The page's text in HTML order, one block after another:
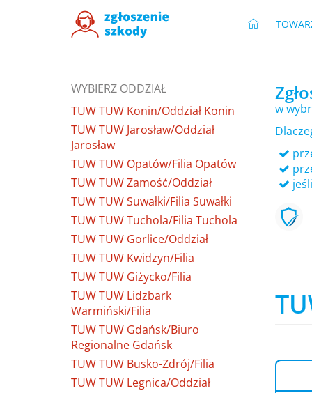
WYBIERZ ODDZIAŁ
TUW TUW Konin/Oddział Konin
TUW TUW Jarosław/Oddział
Jarosław
TUW TUW Opatów/Filia Opatów
TUW TUW Zamość/Oddział
TUW TUW Suwałki/Filia Suwałki
TUW TUW Tuchola/Filia Tuchola
TUW TUW Gorlice/Oddział
TUW TUW Kwidzyn/Filia
TUW TUW Giżycko/Filia
TUW TUW Lidzbark
Warmiński/Filia
TUW TUW Gdańsk/Biuro
Regionalne Gdańsk
TUW TUW Busko-Zdrój/Filia
TUW TUW Legnica/Oddział
w